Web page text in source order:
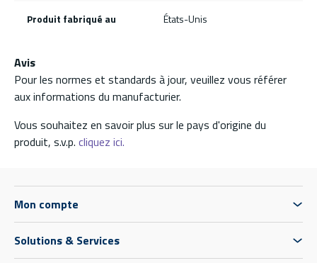
Produit fabriqué au États-Unis
Avis
Pour les normes et standards à jour, veuillez vous référer
aux informations du manufacturier.
Vous souhaitez en savoir plus sur le pays d'origine du
produit, s.v.p. cliquez ici.
Mon compte
Solutions & Services